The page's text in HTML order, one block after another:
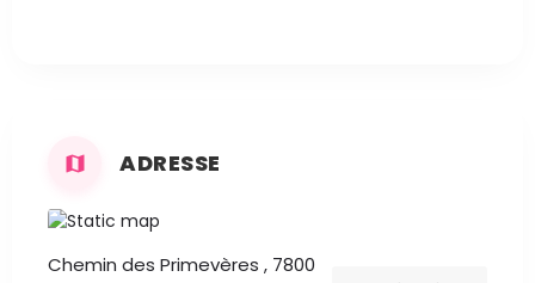
ADRESSE
Chemin des Primevères , 7800